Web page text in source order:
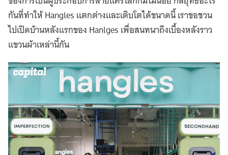
กันที่ทำให้ Hangles แตกต่างและเติบโตได้ขนาดนี้ เราขอชวน
ไปเปิดบ้านหลังแรกของ Hanlges เพื่อสนทนาถึงเบื้องหลังราว
แขวนผ้าเหล่านี้กัน